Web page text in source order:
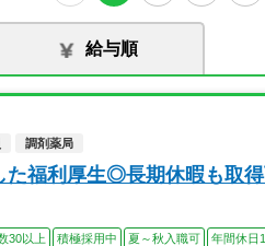
給与順
調剤薬局
福利厚生◎長期休暇も取
30以上 積極採用中 夏～秋入職可 年間休日